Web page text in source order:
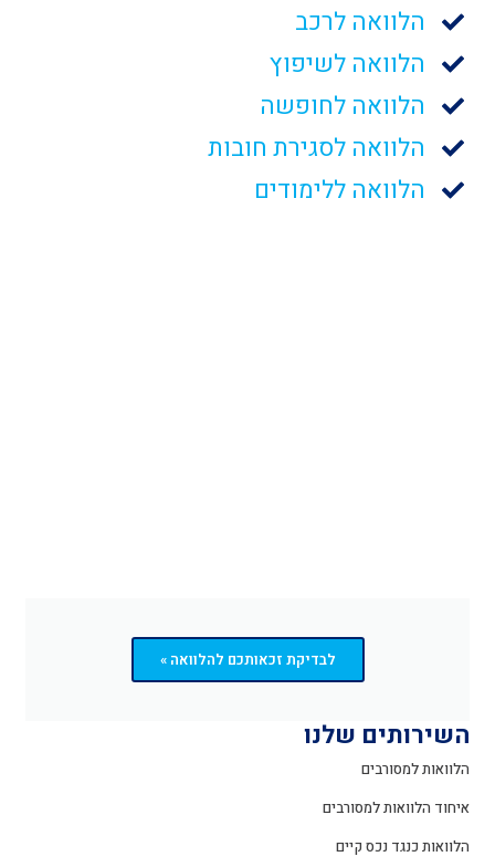
הלוואה לרכב
הלוואה לשיפוץ
הלוואה לחופשה
הלוואה לסגירת חובות
הלוואה ללימודים
לבדיקת זכאותכם להלוואה »
השירותים שלנו
הלוואות למסורבים
איחוד הלוואות למסורבים
הלוואות כנגד נכס קיים